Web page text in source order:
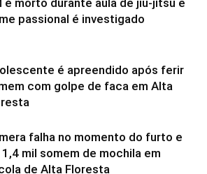
passional é investigado
é apreendido após ferir
com golpe de faca em Alta
falha no momento do furto e
1,4 mil somem de mochila em
de Alta Floresta